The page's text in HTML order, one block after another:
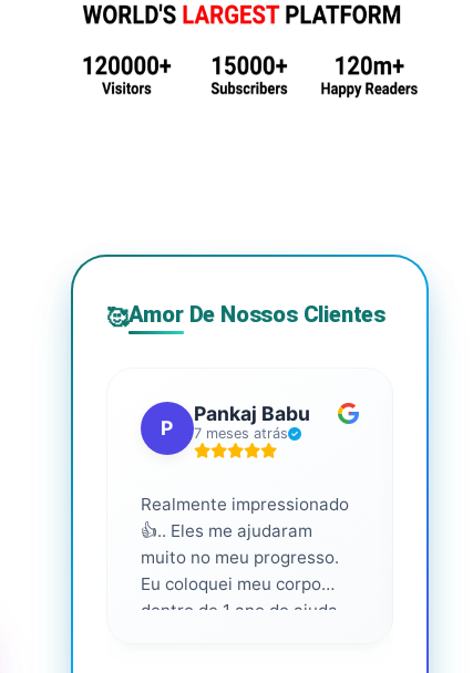
🥰Amor De Nossos Clientes
P
Pankaj Babu
7 meses atrás
Realmente impressionado
👍.. Eles me ajudaram
muito no meu progresso.
Eu coloquei meu corpo
dentro de 1 ano de ajuda